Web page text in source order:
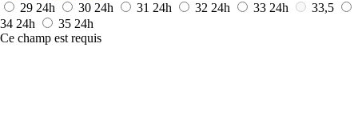
29 24h 30 24h 31 24h 32 24h 33 24h
33,5
34 24h 35 24h
Ce champ est requis